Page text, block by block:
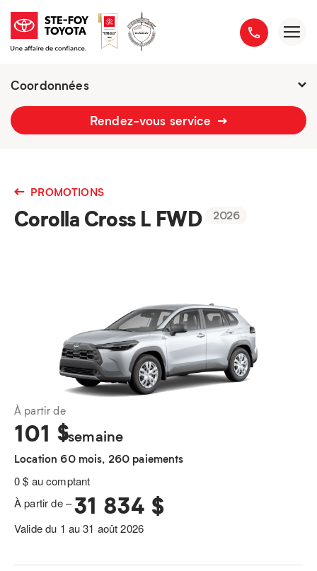
Coordonnées
2777 boulevard du Versant-Nord
Rendez-vous service
PROMOTIONS
Corolla Cross L FWD 2026
À partir de
101 $/semaine
Location 60 mois, 260 paiements
0 $ au comptant
À partir de –31 834 $
Valide du 1 au 31 août 2026